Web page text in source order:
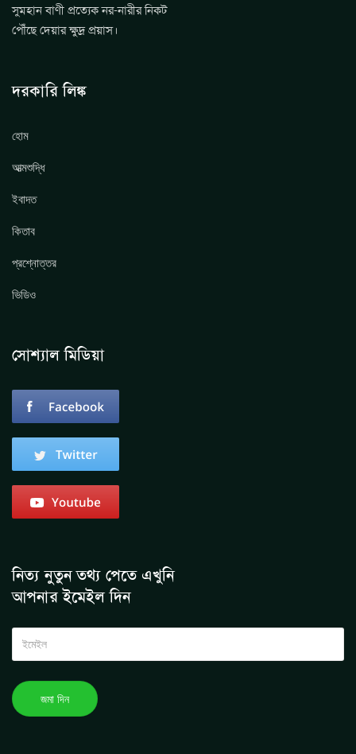
সুমহান বাণী প্রত্যেক নর-নারীর নিকট
পৌঁছে দেয়ার ক্ষুদ্র প্রয়াস।
দরকারি লিঙ্ক
হোম
আত্মশুদ্ধি
ইবাদত
কিতাব
প্রশ্নোত্তর
ভিডিও
সোশ্যাল মিডিয়া
নিত্য নুতুন তথ্য পেতে এখুনি
আপনার ইমেইল দিন